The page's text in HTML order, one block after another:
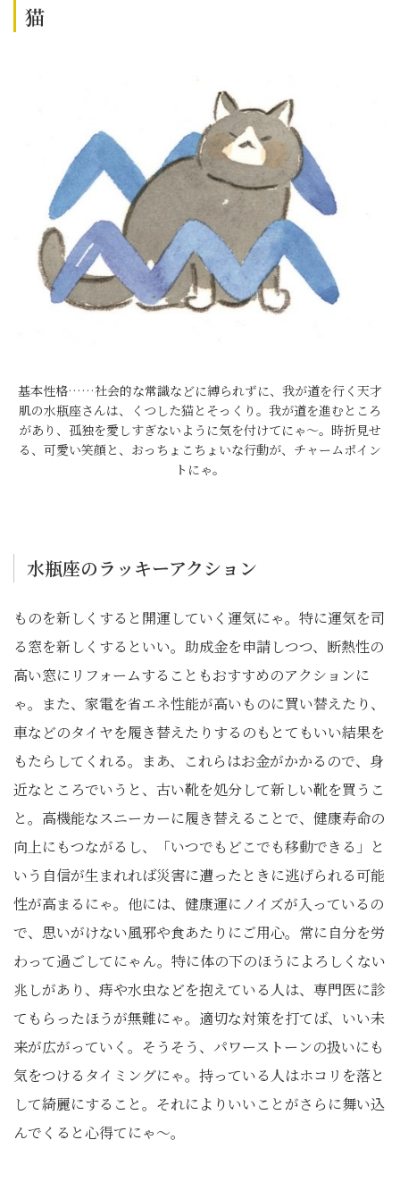
猫
基本性格……社会的な常識などに縛られずに、我が道を行く天才
肌の水瓶座さんは、くつした猫とそっくり。我が道を進むところ
があり、孤独を愛しすぎないように気を付けてにゃ～。時折見せ
る、可愛い笑顔と、おっちょこちょいな行動が、チャームポイン
トにゃ。
水瓶座のラッキーアクション
ものを新しくすると開運していく運気にゃ。特に運気を司
る窓を新しくするといい。助成金を申請しつつ、断熱性の
高い窓にリフォームすることもおすすめのアクションに
ゃ。また、家電を省エネ性能が高いものに買い替えたり、
車などのタイヤを履き替えたりするのもとてもいい結果を
もたらしてくれる。まあ、これらはお金がかかるので、身
近なところでいうと、古い靴を処分して新しい靴を買うこ
と。高機能なスニーカーに履き替えることで、健康寿命の
向上にもつながるし、「いつでもどこでも移動できる」と
いう自信が生まれれば災害に遭ったときに逃げられる可能
性が高まるにゃ。他には、健康運にノイズが入っているの
で、思いがけない風邪や食あたりにご用心。常に自分を労
わって過ごしてにゃん。特に体の下のほうによろしくない
兆しがあり、痔や水虫などを抱えている人は、専門医に診
てもらったほうが無難にゃ。適切な対策を打てば、いい未
来が広がっていく。そうそう、パワーストーンの扱いにも
気をつけるタイミングにゃ。持っている人はホコリを落と
して綺麗にすること。それによりいいことがさらに舞い込
んでくると心得てにゃ〜。